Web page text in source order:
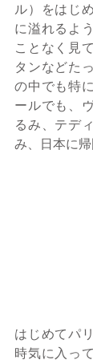
ル）をはじ
に溢れるよ
ことなく見
タンなどた
の中でも特
ールでも、
るみ、テデ
み、日本に
はじめてパ
時気に入っ